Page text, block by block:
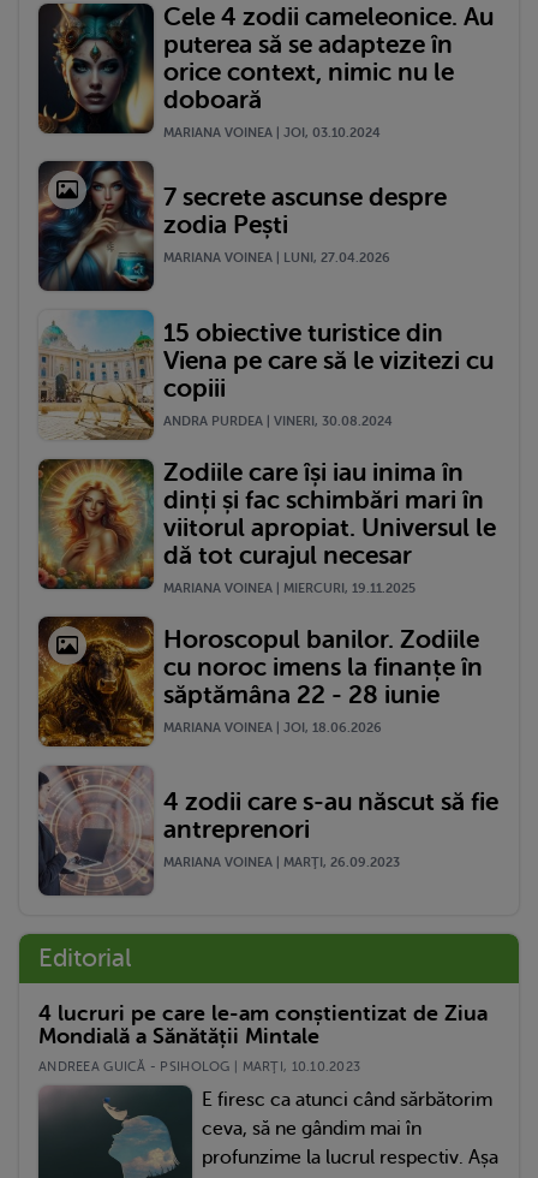
Cele 4 zodii cameleonice. Au
puterea să se adapteze în
orice context, nimic nu le
doboară
MARIANA VOINEA | JOI, 03.10.2024
7 secrete ascunse despre
zodia Pești
MARIANA VOINEA | LUNI, 27.04.2026
15 obiective turistice din
Viena pe care să le vizitezi cu
copiii
ANDRA PURDEA | VINERI, 30.08.2024
Zodiile care își iau inima în
dinți și fac schimbări mari în
viitorul apropiat. Universul le
dă tot curajul necesar
MARIANA VOINEA | MIERCURI, 19.11.2025
Horoscopul banilor. Zodiile
cu noroc imens la finanțe în
săptămâna 22 - 28 iunie
MARIANA VOINEA | JOI, 18.06.2026
4 zodii care s-au născut să fie
antreprenori
MARIANA VOINEA | MARŢI, 26.09.2023
Editorial
4 lucruri pe care le-am conștientizat de Ziua
Mondială a Sănătății Mintale
ANDREEA GUICĂ - PSIHOLOG | MARŢI, 10.10.2023
E firesc ca atunci când sărbătorim
ceva, să ne gândim mai în
profunzime la lucrul respectiv. Așa